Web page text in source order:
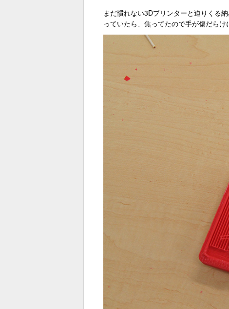
まだ慣れない3Dプリンターと迫りくる
っていたら、焦ってたので手が傷だらけ